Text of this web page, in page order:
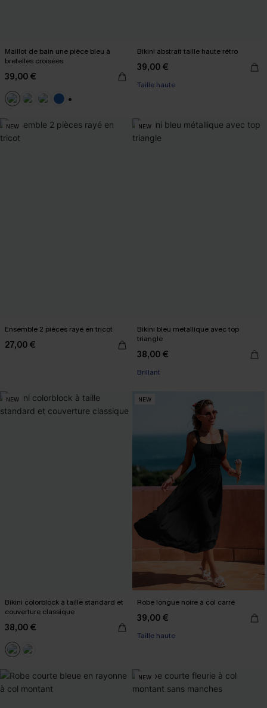
Maillot de bain une pièce bleu à
bretelles croisées
39,00 €
Bikini abstrait taille haute rétro
39,00 €
Taille haute
NEW
Ensemble 2 pièces rayé en tricot
27,00 €
NEW
Bikini bleu métallique avec top
triangle
38,00 €
Brillant
NEW
Bikini colorblock à taille standard et
couverture classique
38,00 €
NEW
Robe longue noire à col carré
39,00 €
Taille haute
NEW